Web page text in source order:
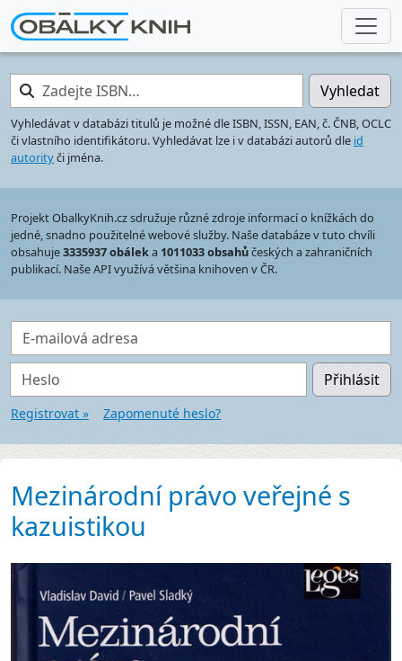
Zadejte ISBN… Vyhledat
Vyhledávat v databázi titulů je možné dle ISBN, ISSN, EAN, č. ČNB, OCLC
či vlastního identifikátoru. Vyhledávat lze i v databázi autorů dle id
autorityči jména.
Projekt ObalkyKnih.cz sdružuje různé zdroje informací o knížkách do
jedné, snadno použitelné webové služby. Naše databáze v tuto chvíli
obsahuje3335937 obáleka 1011033 obsahůčeských a zahraničních
publikací. Naše API využívá většina knihoven v ČR.
E-mailová adresa
Heslo Přihlásit
Registrovat » Zapomenuté heslo?
Mezinárodní právo veřejné s
kazuistikou